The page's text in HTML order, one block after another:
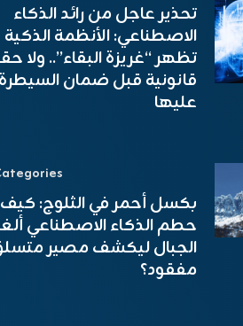
تحذير عاجل من رائد الذكاء
الاصطناعي: الأنظمة الذكية
تظهر “غريزة البقاء”.. ولا
قانونية قبل ضمان السيطرة
عليها
بكسل أحمر في الثلوج: كيف
حطم الذكاء الاصطناعي
الجبال ليكشف مصير
مفقود؟